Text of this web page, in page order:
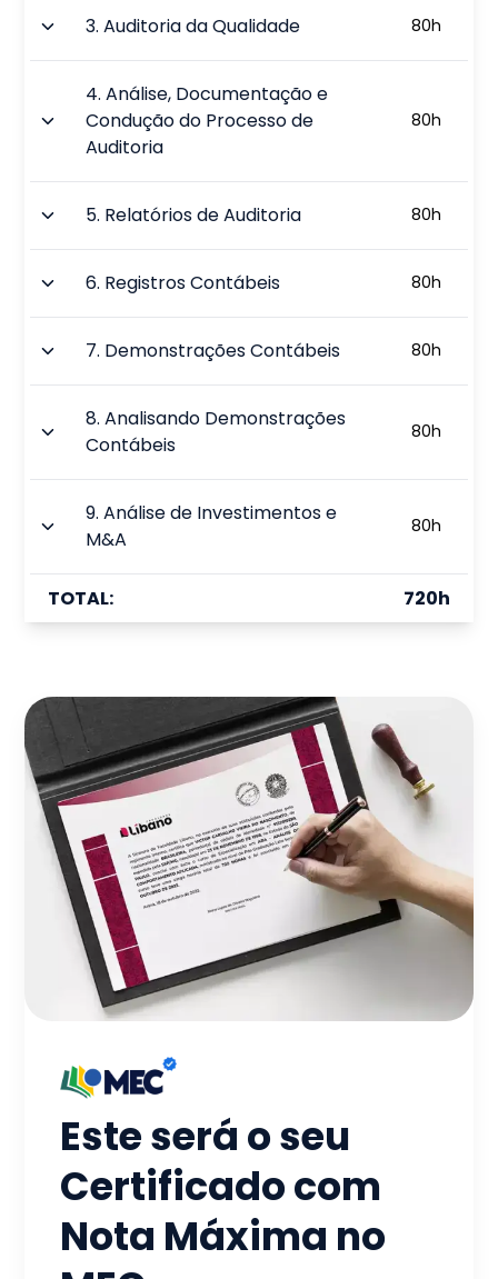
3.Auditoria da Qualidade 80h
4.Análise, Documentação e
Condução do Processo de
Auditoria
80h
5. Relatórios de Auditoria 80h
6. Registros Contábeis 80h
7. Demonstrações Contábeis 80h
8.Analisando Demonstrações
Contábeis
80h
9.Análise de Investimentos e
M&A
80h
TOTAL: 720h
Este será o seu
Certificado com
Nota Máxima no